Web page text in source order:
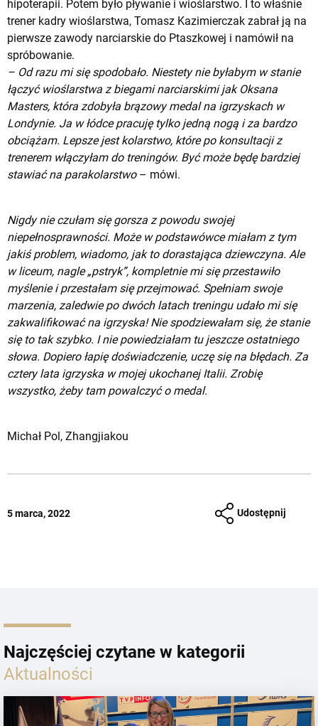
hipoterapii. Potem było pływanie i wioślarstwo. I to właśnie
trener kadry wioślarstwa, Tomasz Kazimierczak zabrał ją na
pierwsze zawody narciarskie do Ptaszkowej i namówił na
spróbowanie.
– Od razu mi się spodobało. Niestety nie byłabym w stanie
łączyć wioślarstwa z biegami narciarskimi jak Oksana
Masters, która zdobyła brązowy medal na igrzyskach w
Londynie. Ja w łódce pracuję tylko jedną nogą i za bardzo
obciążam. Lepsze jest kolarstwo, które po konsultacji z
trenerem włączyłam do treningów. Być może będę bardziej
stawiać na parakolarstwo – mówi.
Nigdy nie czułam się gorsza z powodu swojej
niepełnosprawności. Może w podstawówce miałam z tym
jakiś problem, wiadomo, jak to dorastająca dziewczyna. Ale
w liceum, nagle „pstryk”, kompletnie mi się przestawiło
myślenie i przestałam się przejmować. Spełniam swoje
marzenia, zaledwie po dwóch latach treningu udało mi się
zakwalifikować na igrzyska! Nie spodziewałam się, że stanie
się to tak szybko. I nie powiedziałam tu jeszcze ostatniego
słowa. Dopiero łapię doświadczenie, uczę się na błędach. Za
cztery lata igrzyska w mojej ukochanej Italii. Zrobię
wszystko, żeby tam powalczyć o medal.
Michał Pol, Zhangjiakou
5 marca, 2022 Udostępnij
Najczęściej czytane w kategorii
Aktualności